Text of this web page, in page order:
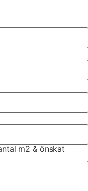
m2 & önskat